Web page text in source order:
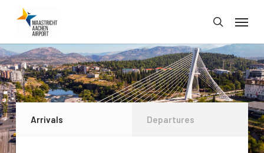
main
content
search
Menu
Arrivals Departures